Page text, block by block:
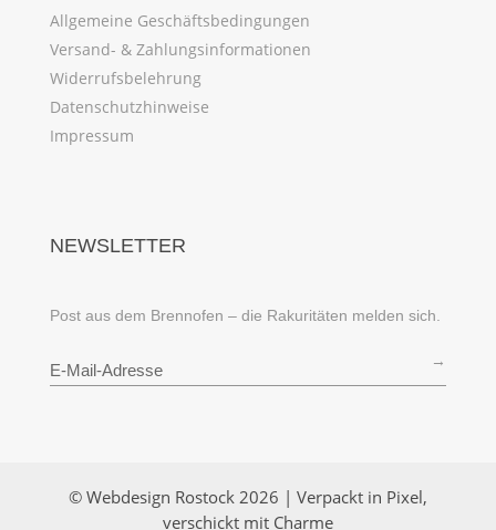
Allgemeine Geschäftsbedingungen
Versand- & Zahlungsinformationen
Widerrufsbelehrung
Datenschutzhinweise
Impressum
NEWSLETTER
Post aus dem Brennofen – die Rakuritäten melden sich.
→
© Webdesign Rostock 2026 | Verpackt in Pixel,
verschickt mit Charme